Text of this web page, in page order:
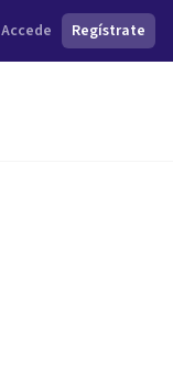
Accede Regístrate